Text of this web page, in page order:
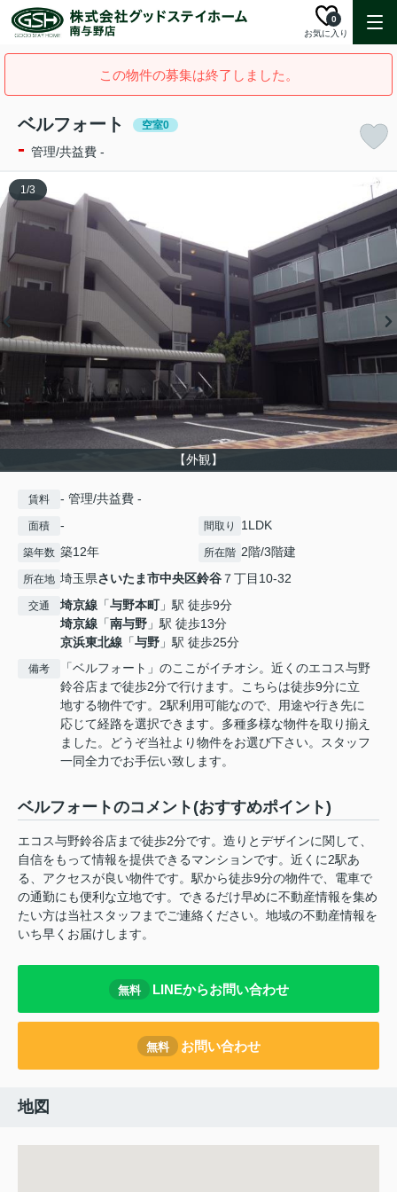
お気に入り
0
この物件の募集は終了しました。
ベルフォート 空室0
- 管理/共益費 -
【外観】
1/3
賃料 - 管理/共益費 -
面積 - 間取り 1LDK
築年数 築12年 所在階 2階/3階建
所在地 埼玉県さいたま市中央区鈴谷 ７丁目10-32
交通 埼京線 「与野本町」駅 徒歩9分
埼京線 「南与野 」駅 徒歩13分
京浜東北線 「与野 」駅 徒歩25分
備考
「ベルフォート」のここがイチオシ。近くのエコス与野
鈴谷店まで徒歩2分で行けます。こちらは徒歩9分に立
地する物件です。2駅利用可能なので、用途や行き先に
応じて経路を選択できます。多種多様な物件を取り揃え
ました。どうぞ当社より物件をお選び下さい。スタッフ
一同全力でお手伝い致します。
ベルフォートのコメント(おすすめポイント)
エコス与野鈴谷店まで徒歩2分です。造りとデザインに関して、
自信をもって情報を提供できるマンションです。近くに2駅あ
る、アクセスが良い物件です。駅から徒歩9分の物件で、電車で
の通勤にも便利な立地です。できるだけ早めに不動産情報を集め
たい方は当社スタッフまでご連絡ください。地域の不動産情報を
いち早くお届けします。
無料 LINEからお問い合わせ
無料 お問い合わせ
地図